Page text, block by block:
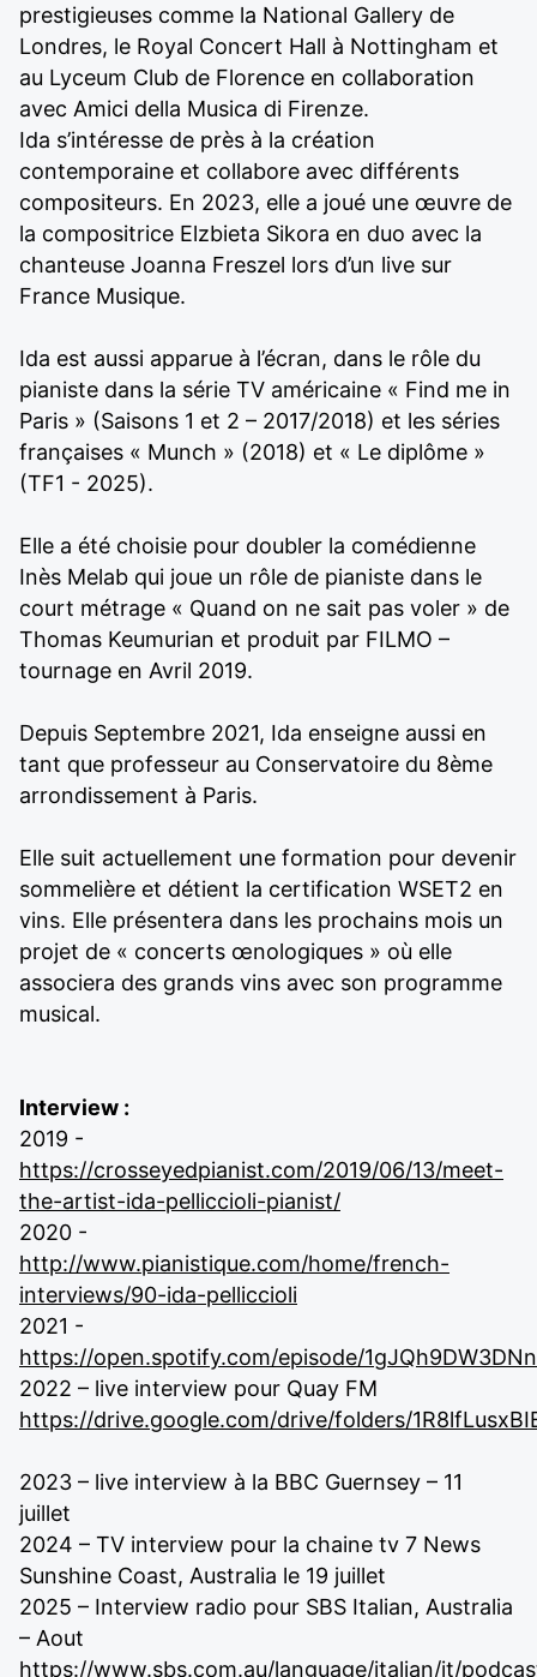
prestigieuses comme la National Gallery de
Londres, le Royal Concert Hall à Nottingham et
au Lyceum Club de Florence en collaboration
avec Amici della Musica di Firenze.
Ida s’intéresse de près à la création
contemporaine et collabore avec différents
compositeurs. En 2023, elle a joué une œuvre de
la compositrice Elzbieta Sikora en duo avec la
chanteuse Joanna Freszel lors d’un live sur
France Musique.
Ida est aussi apparue à l’écran, dans le rôle du
pianiste dans la série TV américaine « Find me in
Paris » (Saisons 1 et 2 – 2017/2018) et les séries
françaises « Munch » (2018) et « Le diplôme »
(TF1 - 2025).
Elle a été choisie pour doubler la comédienne
Inès Melab qui joue un rôle de pianiste dans le
court métrage « Quand on ne sait pas voler » de
Thomas Keumurian et produit par FILMO –
tournage en Avril 2019.
Depuis Septembre 2021, Ida enseigne aussi en
tant que professeur au Conservatoire du 8ème
arrondissement à Paris.
Elle suit actuellement une formation pour devenir
sommelière et détient la certification WSET2 en
vins. Elle présentera dans les prochains mois un
projet de « concerts œnologiques » où elle
associera des grands vins avec son programme
musical.
Interview :
2019 -
https://crosseyedpianist.com/2019/06/13/meet-
the-artist-ida-pelliccioli-pianist/
2020 -
http://www.pianistique.com/home/french-
interviews/90-ida-pelliccioli
2021 -
https://open.spotify.com/episode/
2022 – live interview pour Quay FM
https://drive.google.com/drive/folders/
2023 – live interview à la BBC Guernsey – 11
juillet
2024 – TV interview pour la chaine tv 7 News
Sunshine Coast, Australia le 19 juillet
2025 – Interview radio pour SBS Italian, Australia
– Aout
https://www.sbs.com.au/language/italian/it/